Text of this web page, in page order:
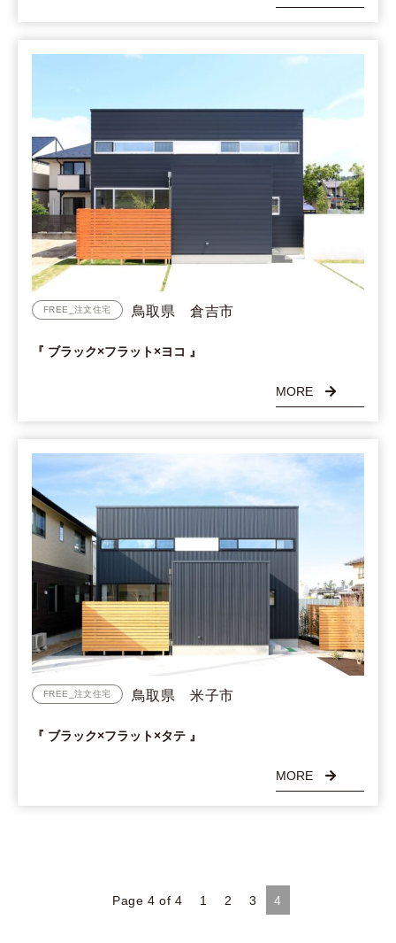
鳥取県 倉吉市
FREE_注文住宅
『 ブラック×フラット×ヨコ 』
MORE
鳥取県 米子市
FREE_注文住宅
『 ブラック×フラット×タテ 』
MORE
Page 4 of 4 1 2 3 4